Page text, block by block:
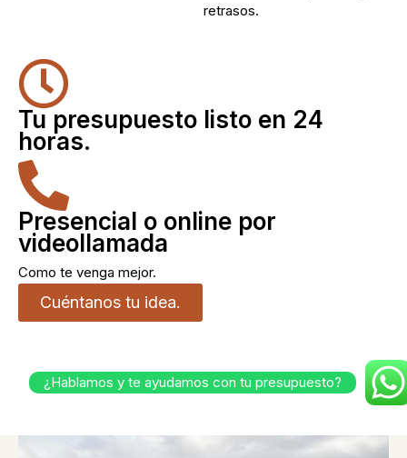
retrasos.
Tu presupuesto listo en 24
horas.
Presencial o online por
videollamada
Como te venga mejor.
Cuéntanos tu idea.
¿Hablamos y te ayudamos con tu presupuesto?